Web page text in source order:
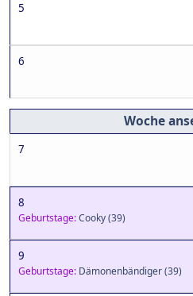
5
6
7
8
Geburtstage:Cooky(39)
9
Geburtstage: Dämonenbändiger(39)